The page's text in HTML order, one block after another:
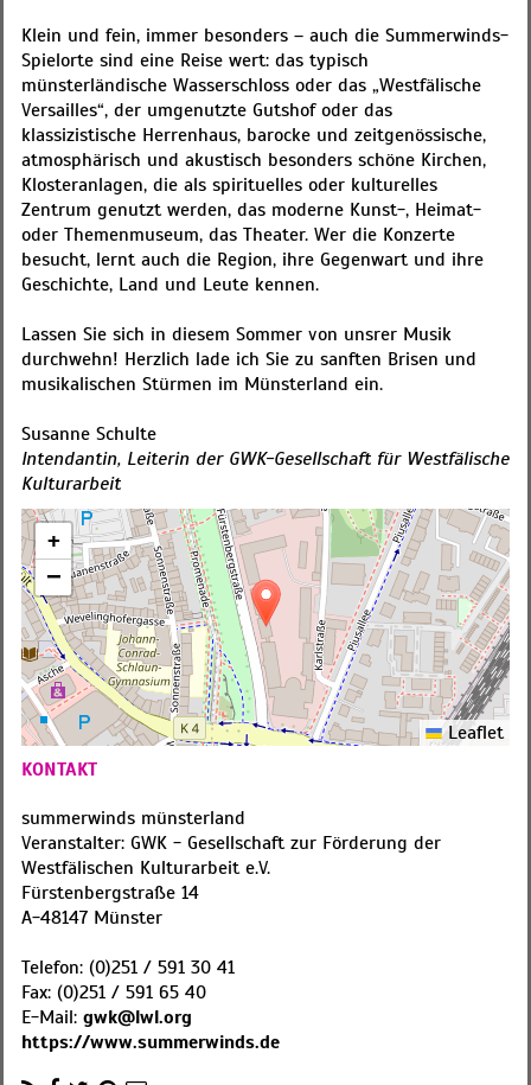
Klein und fein, immer besonders – auch die Summerwinds-
Spielorte sind eine Reise wert: das typisch
münsterländische Wasserschloss oder das „Westfälische
Versailles“, der umgenutzte Gutshof oder das
klassizistische Herrenhaus, barocke und zeitgenössische,
atmosphärisch und akustisch besonders schöne Kirchen,
Klosteranlagen, die als spirituelles oder kulturelles
Zentrum genutzt werden, das moderne Kunst-, Heimat-
oder Themenmuseum, das Theater. Wer die Konzerte
besucht, lernt auch die Region, ihre Gegenwart und ihre
Geschichte, Land und Leute kennen.
Lassen Sie sich in diesem Sommer von unsrer Musik
durchwehn! Herzlich lade ich Sie zu sanften Brisen und
musikalischen Stürmen im Münsterland ein.
Susanne Schulte
Intendantin, Leiterin der GWK-Gesellschaft für Westfälische
Kulturarbeit
+
−
Leaflet
KONTAKT
summerwinds münsterland
Veranstalter: GWK - Gesellschaft zur Förderung der
Westfälischen Kulturarbeit e.V.
Fürstenbergstraße 14
A-48147 Münster
Telefon: (0)251 / 591 30 41
Fax: (0)251 / 591 65 40
E-Mail: gwk@lwl.org
https://www.summerwinds.de